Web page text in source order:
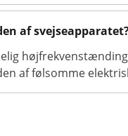
af
af følsomme